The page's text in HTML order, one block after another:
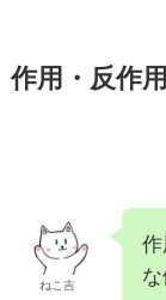
作用・反作
ねこ吉
作